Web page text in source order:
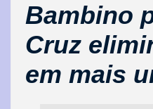
Bambino
Cruz
em mais